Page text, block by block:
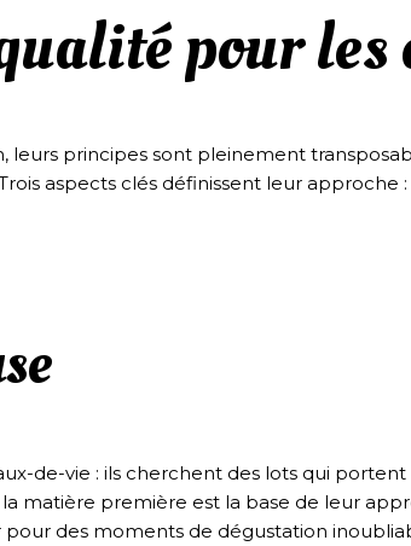
pour les
leurs principes sont pleinement
aspects clés définissent leur approche :
de-vie : ils cherchent des lots qui
matière première est la base de leur
des moments de dégustation